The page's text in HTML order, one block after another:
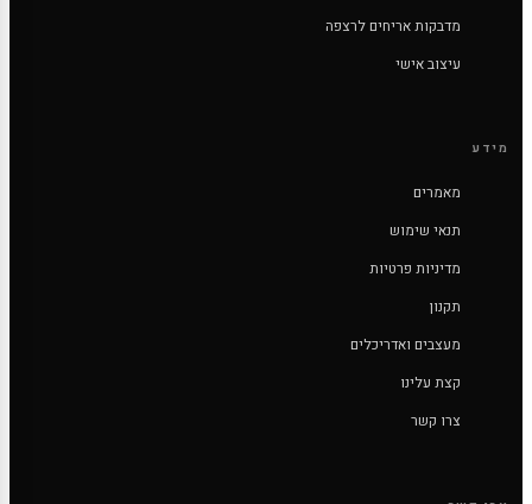
מדבקות אריחים לרצפה
עיצוב אישי
מידע
מאמרים
תנאי שימוש
מדיניות פרטיות
תקנון
מעצבים ואדריכלים
קצת עלינו
צרו קשר